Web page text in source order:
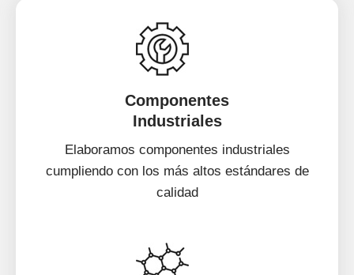
Componentes
Industriales
Elaboramos componentes industriales
cumpliendo con los más altos estándares de
calidad